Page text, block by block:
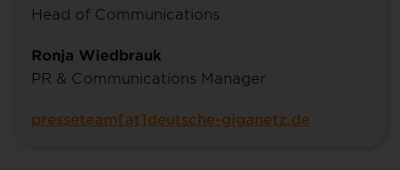
Head of Communications
Ronja Wiedbrauk
PR & Communications Manager
presseteam[at]deutsche-giganetz.de